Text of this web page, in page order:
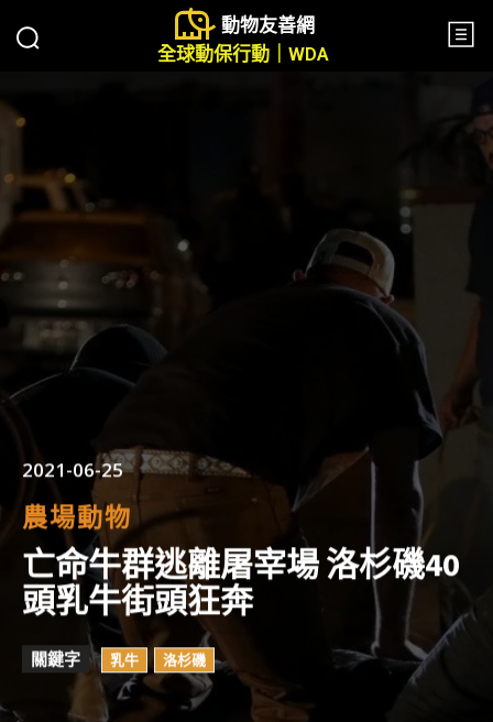
動物友善網
全球動保行動｜WDA
2021-06-25
農場動物
亡命牛群逃離屠宰場 洛杉磯40
頭乳牛街頭狂奔
關鍵字 乳牛 洛杉磯